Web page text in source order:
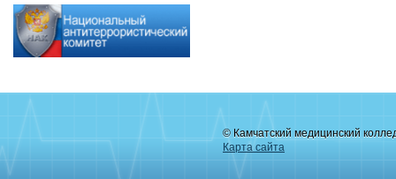
© Камчатский медицинский
Карта сайта